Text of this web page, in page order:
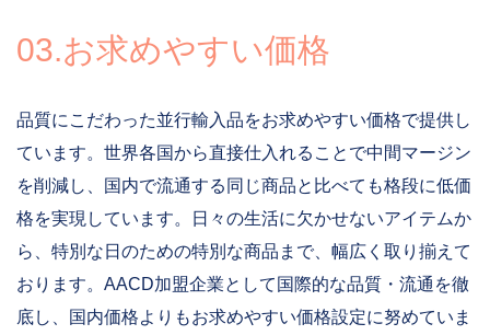
03.お求めやすい価格
品質にこだわった並行輸入品をお求めやすい価格で提供し
ています。世界各国から直接仕入れることで中間マージン
を削減し、国内で流通する同じ商品と比べても格段に低価
格を実現しています。日々の生活に欠かせないアイテムか
ら、特別な日のための特別な商品まで、幅広く取り揃えて
おります。AACD加盟企業として国際的な品質・流通を徹
底し、国内価格よりもお求めやすい価格設定に努めていま